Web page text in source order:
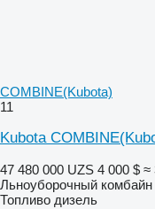
COMBINE(Kubota)
11
Kubota
47 480 000 UZS 4 000 $ ≈
Льноуборочный комбайн
Топливо дизель